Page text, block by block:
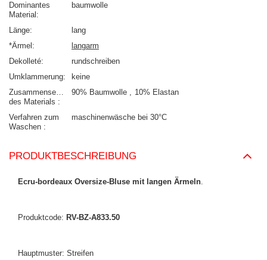
Dominantes
Material
baumwolle
Länge
lang
*Ärmel
langarm
Dekolleté
rundschreiben
Umklammerung
keine
Zusammensetzung
des Materials
90% Baumwolle 10% Elastan
Verfahren zum
Waschen
maschinenwäsche bei 30°C
PRODUKTBESCHREIBUNG
Ecru-bordeaux Oversize-Bluse mit langen Ärmeln.
Produktcode: RV-BZ-A833.50
Hauptmuster: Streifen